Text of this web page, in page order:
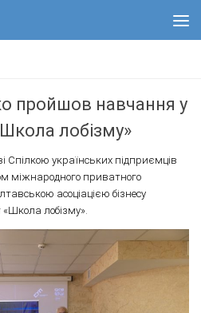
пройшов навчання у
лобізму»
Спілкою українських підприємців
міжнародного приватного
асоціацією бізнесу
«Школа лобізму».